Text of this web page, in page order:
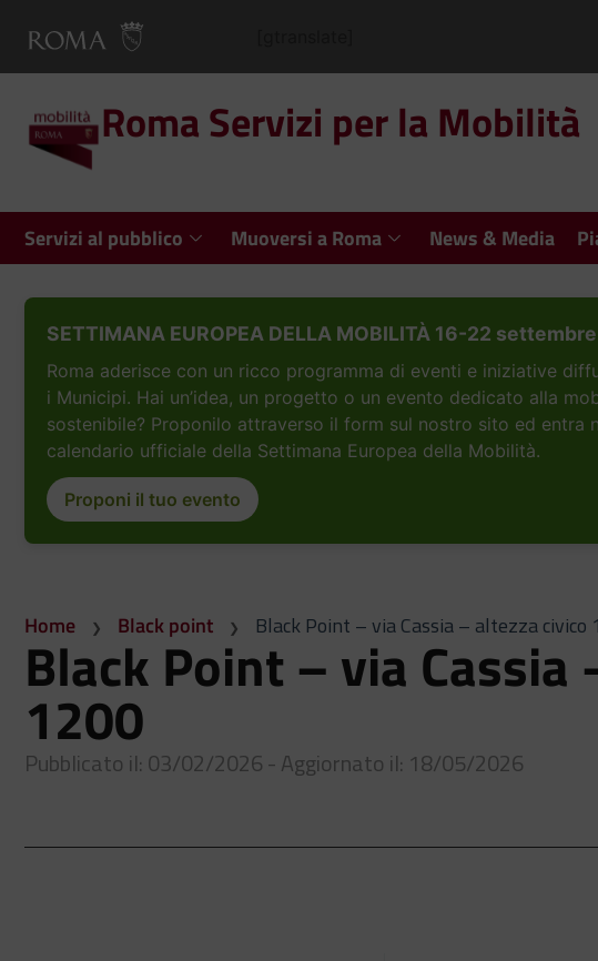
Roma Servizi per la Mobilità
Servizi al pubblico Muoversi a Roma News & Media
SETTIMANA EUROPEA DELLA MOBILITÀ 16-22
Roma aderisce con un ricco programma di eventi e iniziative
i Municipi. Hai un’idea, un progetto o un evento dedicato alla
sostenibile? Proponilo attraverso il form sul nostro sito ed entra
calendario ufficiale della Settimana Europea della Mobilità.
Proponi il tuo evento
Home Black point Black Point – via Cassia – altezza civico
Black Point – via Cassia
1200
Pubblicato il: 03/02/2026 - Aggiornato il: 18/05/2026